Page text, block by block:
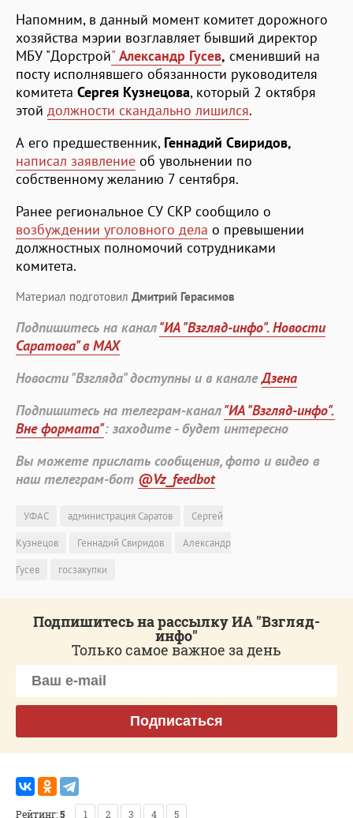
Напомним, в данный момент комитет дорожного
хозяйства мэрии возглавляет бывший директор
МБУ "Дорстрой" Александр Гусев, сменивший на
посту исполнявшего обязанности руководителя
комитета Сергея Кузнецова, который 2 октября
этой должности скандально лишился.
А его предшественник, Геннадий Свиридов,
написал заявление об увольнении по
собственному желанию 7 сентября.
Ранее региональное СУ СКР сообщило о
возбуждении уголовного дела о превышении
должностных полномочий сотрудниками
комитета.
Материал подготовил Дмитрий Герасимов
Подпишитесь на канал"ИА "Взгляд-инфо". Новости
Саратова" в MAX
Новости "Взгляда" доступны и в каналеДзена
Подпишитесь на телеграм-канал"ИА "Взгляд-инфо".
Вне формата": заходите - будет интересно
Вы можете прислать сообщения, фото и видео в
наш телеграм-бот @Vz_feedbot
УФАС администрация Саратов
Сергей
Кузнецов
Геннадий Свиридов
Александр
Гусев
госзакупки
Подпишитесь на рассылку ИА "Взгляд-
инфо"
Только самое важное за день
Подписаться
Рейтинг:5 1 2 3 4 5